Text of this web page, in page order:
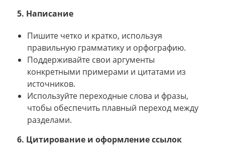
5. Написание
Пишите четко и кратко, используя
правильную грамматику и орфографию.
Поддерживайте свои аргументы
конкретными примерами и цитатами из
источников.
Используйте переходные слова и фразы,
чтобы обеспечить плавный переход между
разделами.
6. Цитирование и оформление ссылок